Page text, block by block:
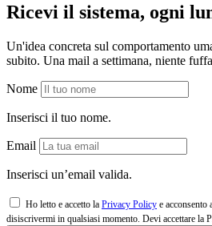
Ricevi il sistema, ogni
Un'idea concreta sul comportamento
subito. Una mail a settimana, niente
Nome
Inserisci il tuo nome.
Email
Inserisci un’email valida.
Ho letto e accetto la Privacy Policy e acconsento
disiscrivermi in qualsiasi momento. Devi accettare la